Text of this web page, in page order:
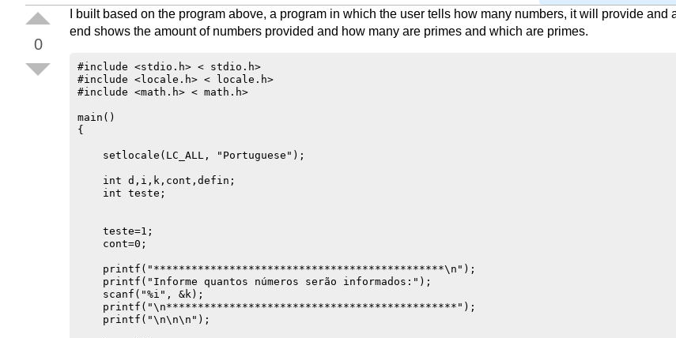
0
I built based on the program above, a program in which the user tells how many numbers, it will provide and
end shows the amount of numbers provided and how many are primes and which are primes.
#include <stdio.h> < stdio.h>
#include <locale.h> < locale.h>
#include <math.h> < math.h>
main()
{
    setlocale(LC_ALL, "Portuguese");
    int d,i,k,cont,defin;
    int teste;
    teste=1;
    cont=0;
    printf("**********************************************\n");
    printf("Informe quantos números serão informados:");
    scanf("%i", &k);
    printf("\n**********************************************");
    printf("\n\n\n");